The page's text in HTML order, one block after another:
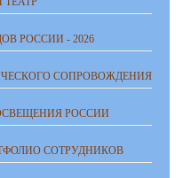
РОССИИ - 2026
СОПРОВОЖДЕНИЯ
РОССИИ
СОТРУДНИКОВ